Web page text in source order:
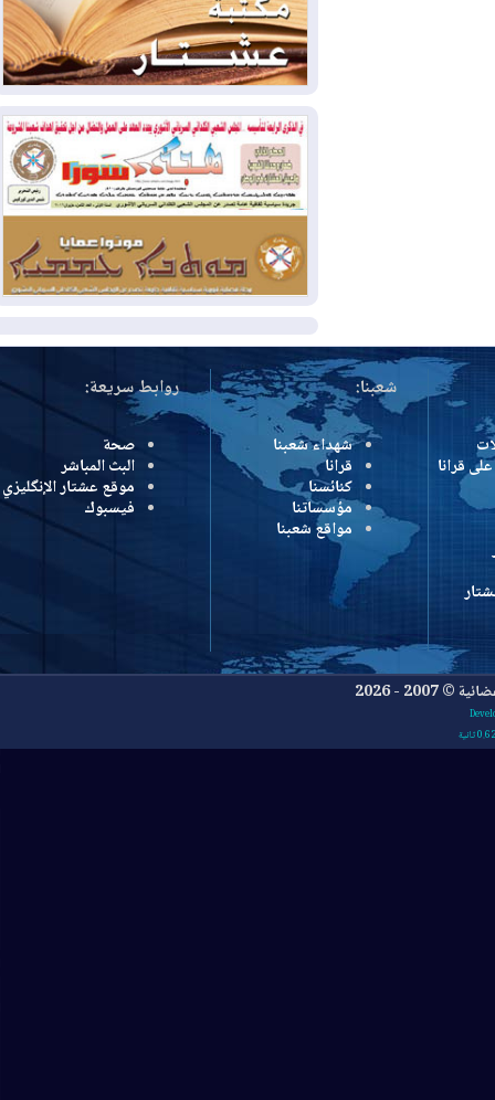
2026-08-04ملفات حقبة الكاظمي تعود إلى
الواجهة.. أنباء عن مراجعات قضائية
وتحقيقات أوسع في قضايا فساد
2026-08-04
بيترو يشكو تزوير الانتخابات
الرئاسية ويحذر من "حرب أهلية" في
كولومبيا
2026-08-03
رئيس إقليم كوردستان في
دمشق في زيارة رسمية
شعبنا:
شهداء شعبنا
قرانا
كنائسنا
مؤسساتنا
مواقع شعبنا
روابط سريعة:
صحة
البث المباشر
موقع عشتار الإنگليزي
فيسبوك
2026